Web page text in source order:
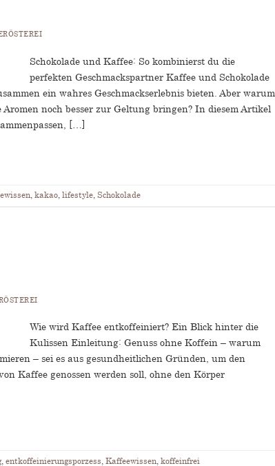
Schokolade und Kaffee: So kombinierst du die
perfekten Geschmackspartner Kaffee und Schokolade
ein wahres Geschmackserlebnis bieten. Aber warum
noch besser zur Geltung bringen? In diesem Artikel
[…]
kakao lifestyle Schokolade
Wie wird Kaffee entkoffeiniert? Ein Blick hinter die
Kulissen Einleitung: Genuss ohne Koffein – warum
– sei es aus gesundheitlichen Gründen, um den
Kaffee genossen werden soll, ohne den Körper
, entkoffeinierungsporzess Kaffeewissen koffeinfrei